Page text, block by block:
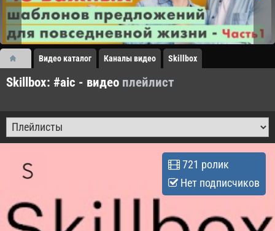
Видео каталог Каналы видео Skillbox
Skillbox: #aic - видео плейлист
721 ролик
Нет подписчиков